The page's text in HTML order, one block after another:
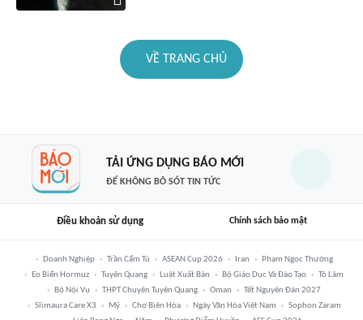
VỀ TRANG CHỦ
TẢI ỨNG DỤNG BÁO MỚI
ĐỂ KHÔNG BỎ SÓT TIN TỨC
Điều khoản sử dụng Chính sách bảo mật
Doanh Nghiệp Trần Cẩm Tú ASEAN Cup 2026 Iran
Phạm Ngọc Thưởng
Eo Biển Hormuz
Tuyên Quang Luật Xuất Bản Bộ Giáo Dục Và Đào Tạo
Tô Lâm
Bộ Nội Vụ
THPT Chuyên Tuyên Quang Oman
Tết Nguyên Đán 2027
Slimaura Care X3
Mỹ Chợ Biên Hòa Ngày Văn Hóa Việt Nam
Sophon Zaram